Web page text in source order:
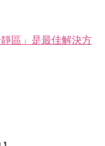
區」是最佳解決方